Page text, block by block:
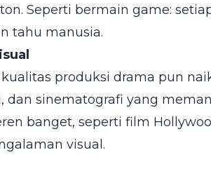
Seperti bermain game:
tahu manusia.
produksi drama pun
sinematografi yang
banget, seperti film
visual.